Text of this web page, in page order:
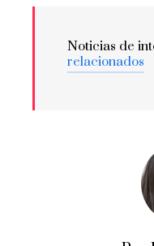
Noticias de
relacionados